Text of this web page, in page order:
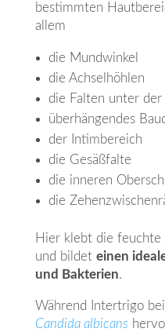
bestimmten
allem
die Mundwinkel
die Achselhöhlen
die Falten unter
überhängendes
der Intimbereich
die Gesäßfalte
die inneren
die
Hier klebt die feuchte
und bildet einen
und Bakterien.
Während Intertrigo
Candida albicans